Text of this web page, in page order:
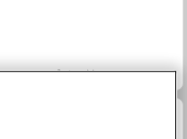
Juice Merge